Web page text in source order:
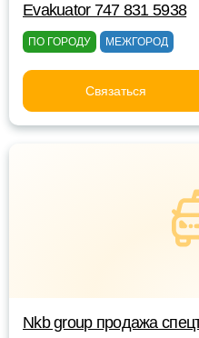
Evakuator 747 831 5938
ПО ГОРОДУ МЕЖГОРОД
Связаться
Nkb group продажа